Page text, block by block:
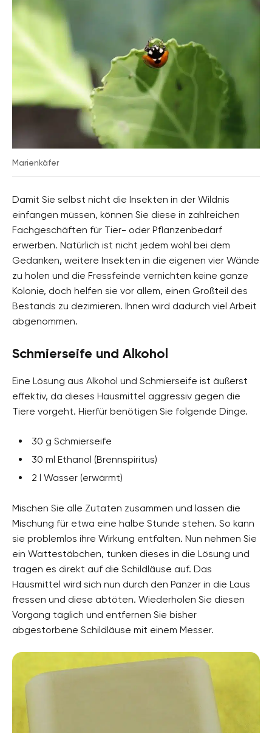
Marienkäfer
Damit Sie selbst nicht die Insekten in der Wildnis
einfangen müssen, können Sie diese in zahlreichen
Fachgeschäften für Tier- oder Pflanzenbedarf
erwerben. Natürlich ist nicht jedem wohl bei dem
Gedanken, weitere Insekten in die eigenen vier Wände
zu holen und die Fressfeinde vernichten keine ganze
Kolonie, doch helfen sie vor allem, einen Großteil des
Bestands zu dezimieren. Ihnen wird dadurch viel Arbeit
abgenommen.
Schmierseife und Alkohol
Eine Lösung aus Alkohol und Schmierseife ist äußerst
effektiv, da dieses Hausmittel aggressiv gegen die
Tiere vorgeht. Hierfür benötigen Sie folgende Dinge.
30 g Schmierseife
30 ml Ethanol (Brennspiritus)
2 l Wasser (erwärmt)
Mischen Sie alle Zutaten zusammen und lassen die
Mischung für etwa eine halbe Stunde stehen. So kann
sie problemlos ihre Wirkung entfalten. Nun nehmen Sie
ein Wattestäbchen, tunken dieses in die Lösung und
tragen es direkt auf die Schildläuse auf. Das
Hausmittel wird sich nun durch den Panzer in die Laus
fressen und diese abtöten. Wiederholen Sie diesen
Vorgang täglich und entfernen Sie bisher
abgestorbene Schildläuse mit einem Messer.